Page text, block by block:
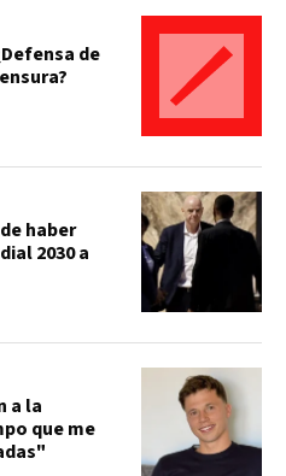
de
haber
2030 a
a la
que me